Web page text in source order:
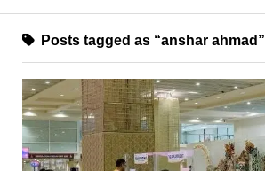
Posts tagged as “anshar ahmad”